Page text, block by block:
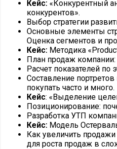
Кейс: «Конкурентный
конкурентов».
Выбор стратегии
Основные элементы
Оценка сегментов и
Кейс: Методика
План продаж компании:
Расчет показателей по
Составление
покупать часто и много.
Кейс: «Выделение
Позиционирование:
Разработка УТП
Кейс: Модель
Как увеличить
для роста продаж в